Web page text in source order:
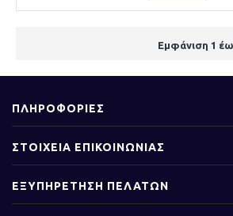
Εμφάνιση 1
ΠΛΗΡΟΦΟΡΙΕΣ
ΣΤΟΙΧΕΙΑ ΕΠΙΚΟΙΝΩΝΙΑΣ
ΕΞΥΠΗΡΕΤΗΣΗ ΠΕΛΑΤΩΝ